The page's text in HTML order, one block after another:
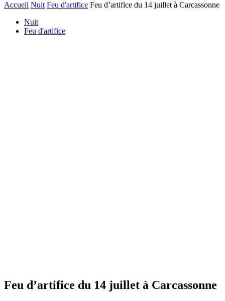
Accueil Nuit Feu d'artifice Feu d’artifice du 14 juillet à Carcassonne
Nuit
Feu d'artifice
Feu d’artifice du 14 juillet à Carcassonne